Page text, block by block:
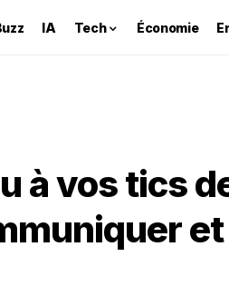
IA Tech Économie
à vos tics